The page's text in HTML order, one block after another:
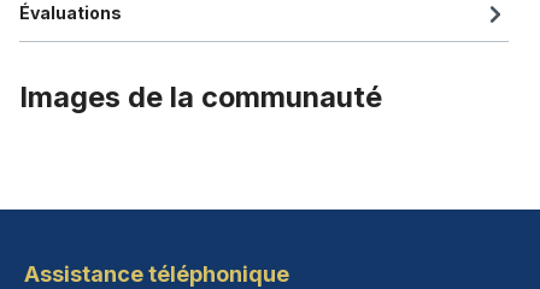
Évaluations
Images de la communauté
Assistance téléphonique